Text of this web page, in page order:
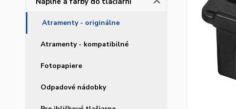
Atramenty - originálne
Atramenty - kompatibilné
Fotopapiere
Odpadové nádobky